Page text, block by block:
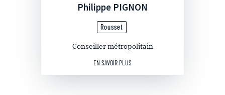
Philippe PIGNON
Rousset
Conseiller métropolitain
EN SAVOIR PLUS